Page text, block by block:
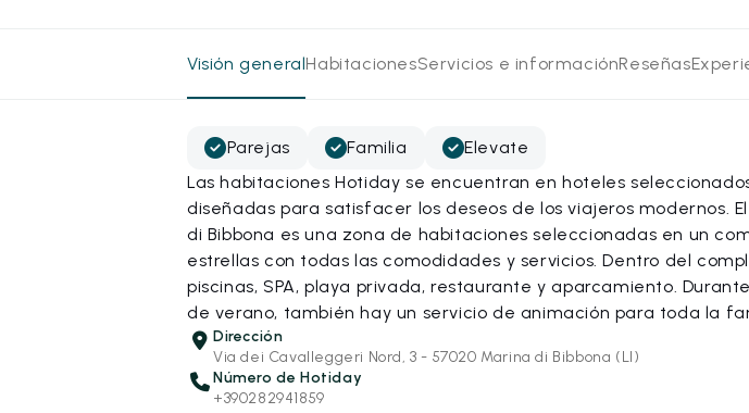
Visión generalHabitacionesServicios e informaciónReseñas
Parejas Familia
Elevate
Las habitaciones Hotiday se encuentran en hoteles
diseñadas para satisfacer los deseos de los viajeros modernos.
di Bibbona es una zona de habitaciones seleccionadas en un
estrellas con todas las comodidades y servicios. Dentro del
piscinas, SPA, playa privada, restaurante y aparcamiento.
de verano, también hay un servicio de animación para toda la
Dirección
Via dei Cavalleggeri Nord, 3 - 57020 Marina di Bibbona (LI)
Número de Hotiday
+390282941859